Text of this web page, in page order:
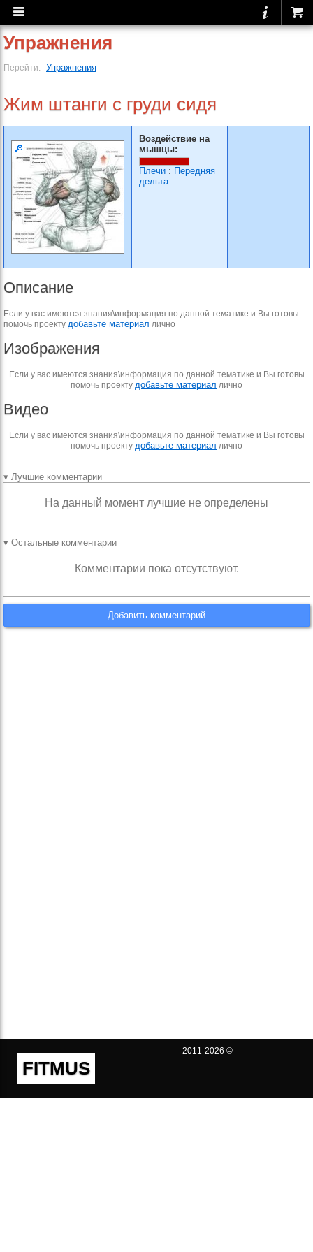
Упражнения
Перейти: Упражнения
Жим штанги с груди сидя
Воздействие на
мышцы:
Плечи : Передняя
дельта
Описание
Если у вас имеются знания\информация по данной тематике и Вы готовы
помочь проекту добавьте материал лично
Изображения
Если у вас имеются знания\информация по данной тематике и Вы готовы
помочь проекту добавьте материал лично
Видео
Если у вас имеются знания\информация по данной тематике и Вы готовы
помочь проекту добавьте материал лично
▾ Лучшие комментарии
На данный момент лучшие не определены
▾ Остальные комментарии
Комментарии пока отсутствуют.
Добавить комментарий
FITMUS
2011-2026 ©